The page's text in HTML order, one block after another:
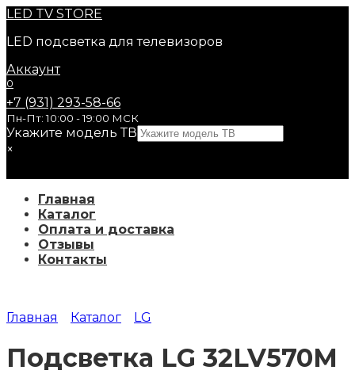
Перейти
содержанию
LED TV STORE
LED подсветка для телевизоров
Аккаунт
0
+7 (931) 293-58-66
Пн-Пт: 10:00 - 19:00 МСК
Укажите модель ТВ
×
Главная
Каталог
Оплата и доставка
Отзывы
Контакты
Главная Каталог LG
Подсветка LG 32LV570M